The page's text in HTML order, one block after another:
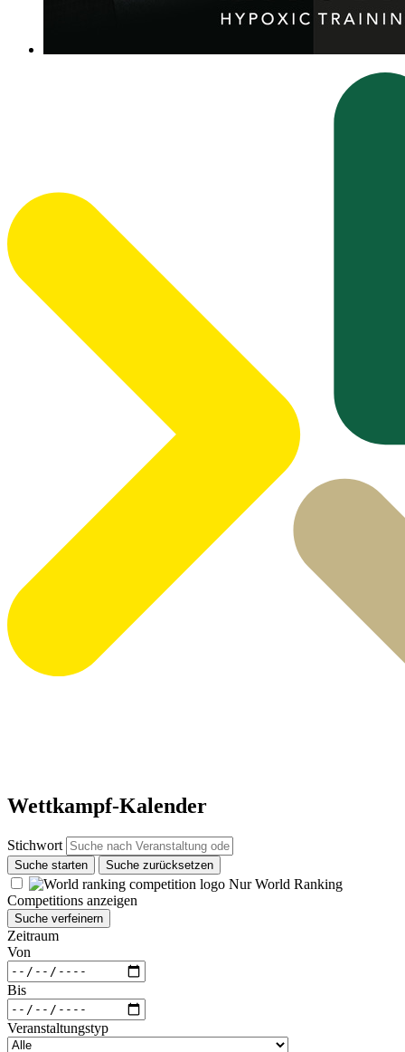
Wettkampf-Kalender
Stichwort
Suche starten Suche zurücksetzen
Nur World Ranking
Competitions anzeigen
Suche verfeinern
Zeitraum
Von
Bis
Veranstaltungstyp